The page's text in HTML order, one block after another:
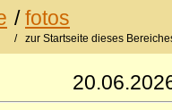
/fotos
/ zur Startseite dieses